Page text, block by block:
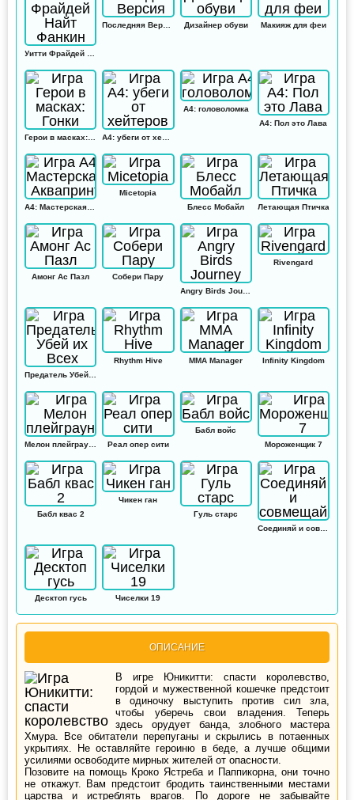
ОПИСАНИЕ
В игре Юникитти: спасти королевство,
гордой и мужественной кошечке предстоит
в одиночку выступить против сил зла,
чтобы уберечь свои владения. Теперь
здесь орудует банда, злобного мастера
Хмура. Все обитатели перепуганы и скрылись в потаенных
укрытиях. Не оставляйте героиню в беде, а лучше общими
усилиями освободите мирных жителей от опасности.
Позовите на помощь Кроко Ястреба и Паппикорна, они точно
не откажут. Вам предстоит бродить таинственными местами
царства и истреблять врагов. По дороге не забывайте
Дизайнер обуви Макияж для феи
А4: головоломка
А4: Пол это Лава
Micetopia
Блесс Мобайл
Летающая Птичка
Амонг Ас Пазл
Собери Пару
Angry Birds Journey
Rivengard
Rhythm Hive MMA Manager Infinity Kingdom
Реал опер сити
Бабл войс
Мороженщик 7
Бабл квас 2
Чикен ган
Гуль старс
Соединяй и совмещай
Десктоп гусь Чиселки 19